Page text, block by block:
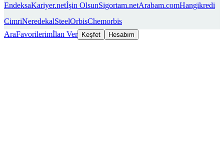
EndeksaKariyer.netİşin OlsunSigortam.netArabam.comHangikredi
CimriNeredekalSteelOrbisChemorbis
AraFavorilerimİlan Ver Keşfet Hesabım